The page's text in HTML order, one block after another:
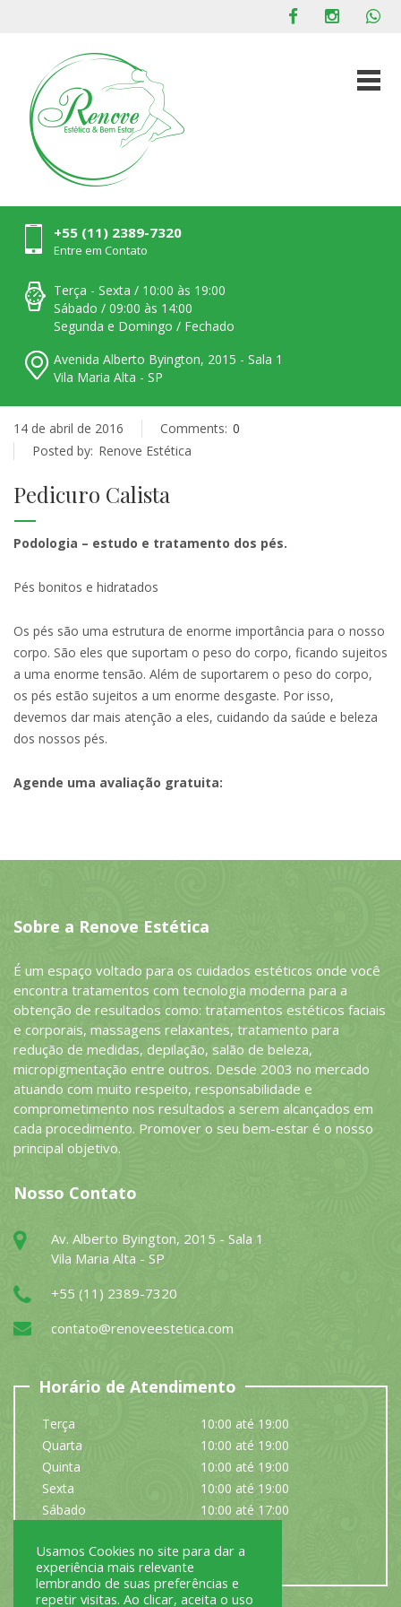
+55 (11) 2389-7320
Entre em Contato
Terça - Sexta / 10:00 às 19:00
Sábado / 09:00 às 14:00
Segunda e Domingo / Fechado
Avenida Alberto Byington, 2015 - Sala 1
Vila Maria Alta - SP
14 de abril de 2016 Comments: 0
Posted by: Renove Estética
Pedicuro Calista
Podologia – estudo e tratamento dos pés.
Pés bonitos e hidratados
Os pés são uma estrutura de enorme importância para o nosso
corpo. São eles que suportam o peso do corpo, ficando sujeitos
a uma enorme tensão. Além de suportarem o peso do corpo,
os pés estão sujeitos a um enorme desgaste. Por isso,
devemos dar mais atenção a eles, cuidando da saúde e beleza
dos nossos pés.
Agende uma avaliação gratuita:
Sobre a Renove Estética
É um espaço voltado para os cuidados estéticos onde você
encontra tratamentos com tecnologia moderna para a
obtenção de resultados como: tratamentos estéticos faciais
e corporais, massagens relaxantes, tratamento para
redução de medidas, depilação, salão de beleza,
micropigmentação entre outros. Desde 2003 no mercado
atuando com muito respeito, responsabilidade e
comprometimento nos resultados a serem alcançados em
cada procedimento. Promover o seu bem-estar é o nosso
principal objetivo.
Nosso Contato
Av. Alberto Byington, 2015 - Sala 1
Vila Maria Alta - SP
+55 (11) 2389-7320
contato@renoveestetica.com
Horário de Atendimento
Terça
10:00 até 19:00
Quarta
10:00 até 19:00
Quinta
10:00 até 19:00
Sexta
10:00 até 19:00
Sábado
10:00 até 17:00
Segunda
Fechado
Usamos Cookies no site para dar a
experiência mais relevante
lembrando de suas preferências e
repetir visitas. Ao clicar, aceita o uso